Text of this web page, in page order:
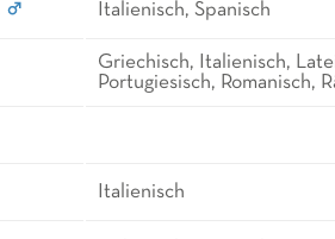
Italienisch, Spanisch
Griechisch, Italienisch,
Portugiesisch, Romanisch,
Italienisch